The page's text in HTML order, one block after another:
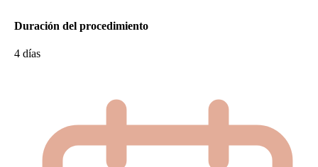
Duración del procedimiento
4 días